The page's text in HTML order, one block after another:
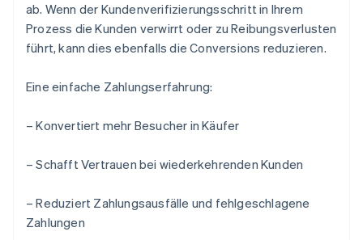
ab. Wenn der Kundenverifizierungsschritt in Ihrem
Prozess die Kunden verwirrt oder zu Reibungsverlusten
führt, kann dies ebenfalls die Conversions reduzieren.
Eine einfache Zahlungserfahrung:
– Konvertiert mehr Besucher in Käufer
– Schafft Vertrauen bei wiederkehrenden Kunden
– Reduziert Zahlungsausfälle und fehlgeschlagene
Zahlungen